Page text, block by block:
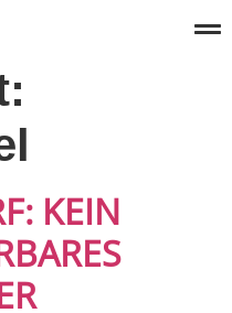
KEIN